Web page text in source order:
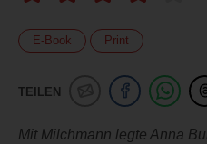
E-Book Print
TEILEN
Mit Milchmann legte Anna